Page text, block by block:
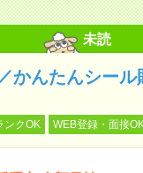
未読
かんたんシー
ンクOK WEB登録・面接OK